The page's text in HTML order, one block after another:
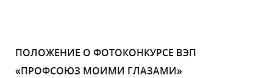
ПОЛОЖЕНИЕ О ФОТОКОНКУРСЕ ВЭП
«ПРОФСОЮЗ МОИМИ ГЛАЗАМИ»